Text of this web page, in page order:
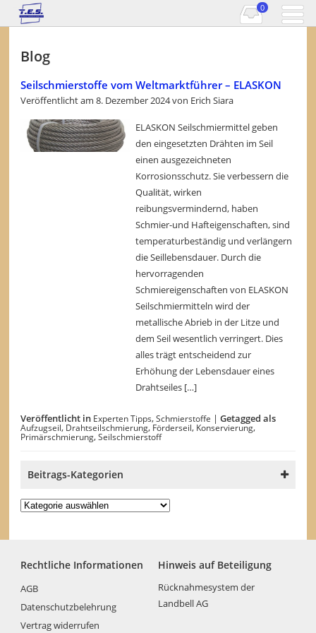
0
Blog
Seilschmierstoffe vom Weltmarktführer – ELASKON
Veröffentlicht am8. Dezember 2024von Erich Siara
ELASKON Seilschmiermittel geben
den eingesetzten Drähten im Seil
einen ausgezeichneten
Korrosionsschutz. Sie verbessern die
Qualität, wirken
reibungsvermindernd, haben
Schmier-und Hafteigenschaften, sind
temperaturbeständig und verlängern
die Seillebensdauer. Durch die
hervorragenden
Schmiereigenschaften von ELASKON
Seilschmiermitteln wird der
metallische Abrieb in der Litze und
dem Seil wesentlich verringert. Dies
alles trägt entscheidend zur
Erhöhung der Lebensdauer eines
Drahtseiles […]
Veröffentlicht in Experten Tipps,Schmierstoffe |Getagged als
Aufzugseil, Drahtseilschmierung, Förderseil, Konservierung,
Primärschmierung,Seilschmierstoff
Beitrags-Kategorien
Beitrags-
Kategorien
Rechtliche Informationen
AGB
Datenschutzbelehrung
Vertrag widerrufen
Hinweis auf Beteiligung
Rücknahmesystem der
Landbell AG